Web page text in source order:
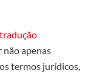
tradução
não apenas
termos jurídicos,